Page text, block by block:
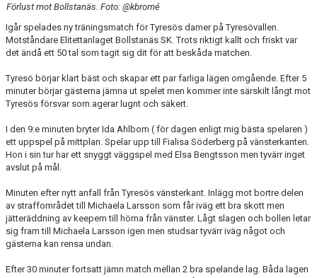
Förlust mot Bollstanäs. Foto: @kbromé
Igår spelades ny träningsmatch för Tyresös damer på Tyresövallen.
Motståndare Elitettanlaget Bollstanäs SK. Trots riktigt kallt och friskt var
det ändå ett 50 tal som tagit sig dit för att beskåda matchen.
Tyresö börjar klart bäst och skapar ett par farliga lägen omgående. Efter 5
minuter börjar gästerna jämna ut spelet men kommer inte särskilt långt mot
Tyresös försvar som agerar lugnt och säkert.
I den 9:e minuten bryter Ida Ahlbom ( för dagen enligt mig bästa spelaren )
ett uppspel på mittplan. Spelar upp till Fialisa Söderberg på vänsterkanten.
Hon i sin tur har ett snyggt väggspel med Elsa Bengtsson men tyvärr inget
avslut på mål.
Minuten efter nytt anfall från Tyresös vänsterkant. Inlägg mot bortre delen
av straffområdet till Michaela Larsson som får iväg ett bra skott men
jätteräddning av keepern till hörna från vänster. Lågt slagen och bollen letar
sig fram till Michaela Larsson igen men studsar tyvärr iväg något och
gästerna kan rensa undan.
Efter 30 minuter fortsatt jämn match mellan 2 bra spelande lag. Båda lagen